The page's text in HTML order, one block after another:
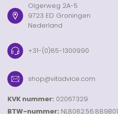
Olgerweg 2A-5
9723 ED Groningen
Nederland
+31-(0)85-1300990
shop@vitadvice.com
KVK nummer: 02067329
BTW-nummer: NL8082.56.889B01